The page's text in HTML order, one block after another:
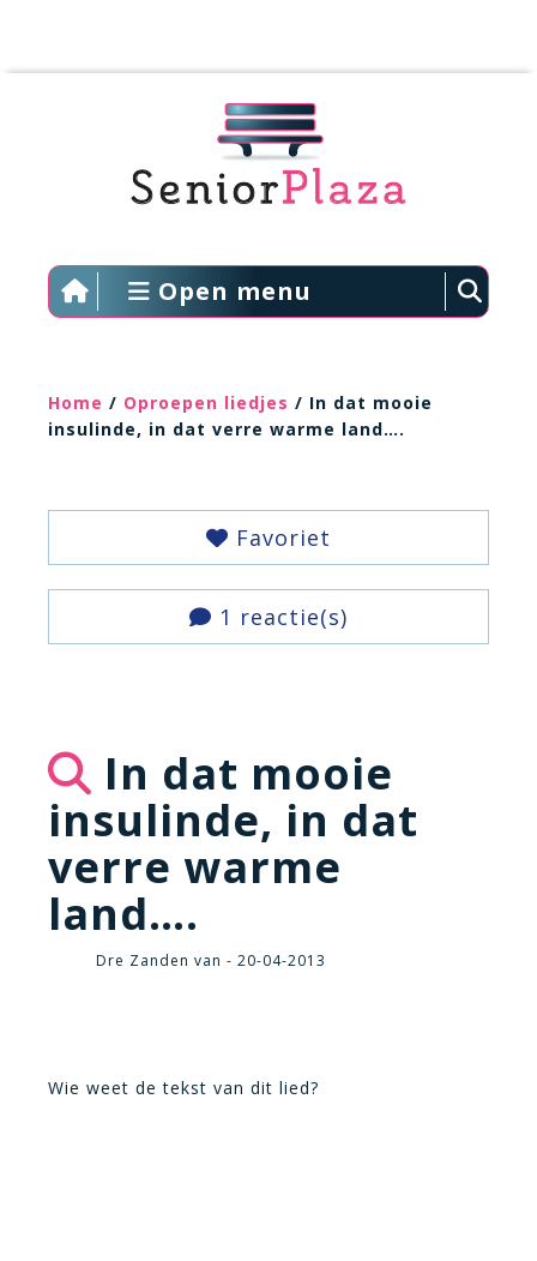
Open menu
Home / Oproepen liedjes / In dat mooie
insulinde, in dat verre warme land….
Favoriet
1 reactie(s)
In dat mooie
insulinde, in dat
verre warme
land….
Dre Zanden van - 20-04-2013
Wie weet de tekst van dit lied?